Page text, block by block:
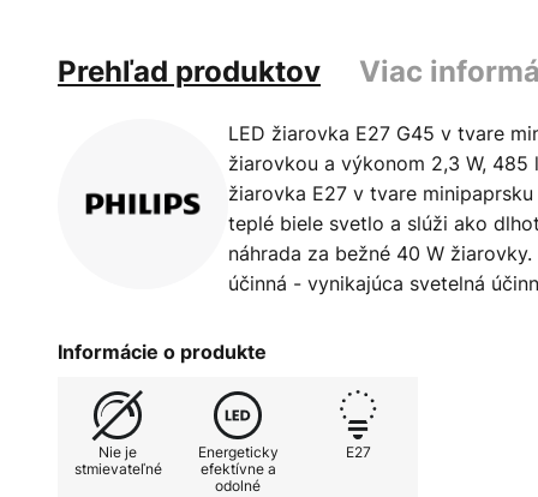
Prehľad produktov Viac
LED žiarovka E27 G45 v tvare
žiarovkou a výkonom 2,3 W, 485
žiarovka E27 v tvare
teplé biele svetlo a slúži ako
náhrada za bežné 40 W
účinná - vynikajúca svetelná
Informácie o produkte
Nie je
stmievateľné
Energeticky
efektívne a
odolné
E27